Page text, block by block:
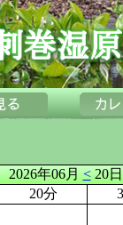
2026年06月<20
20分